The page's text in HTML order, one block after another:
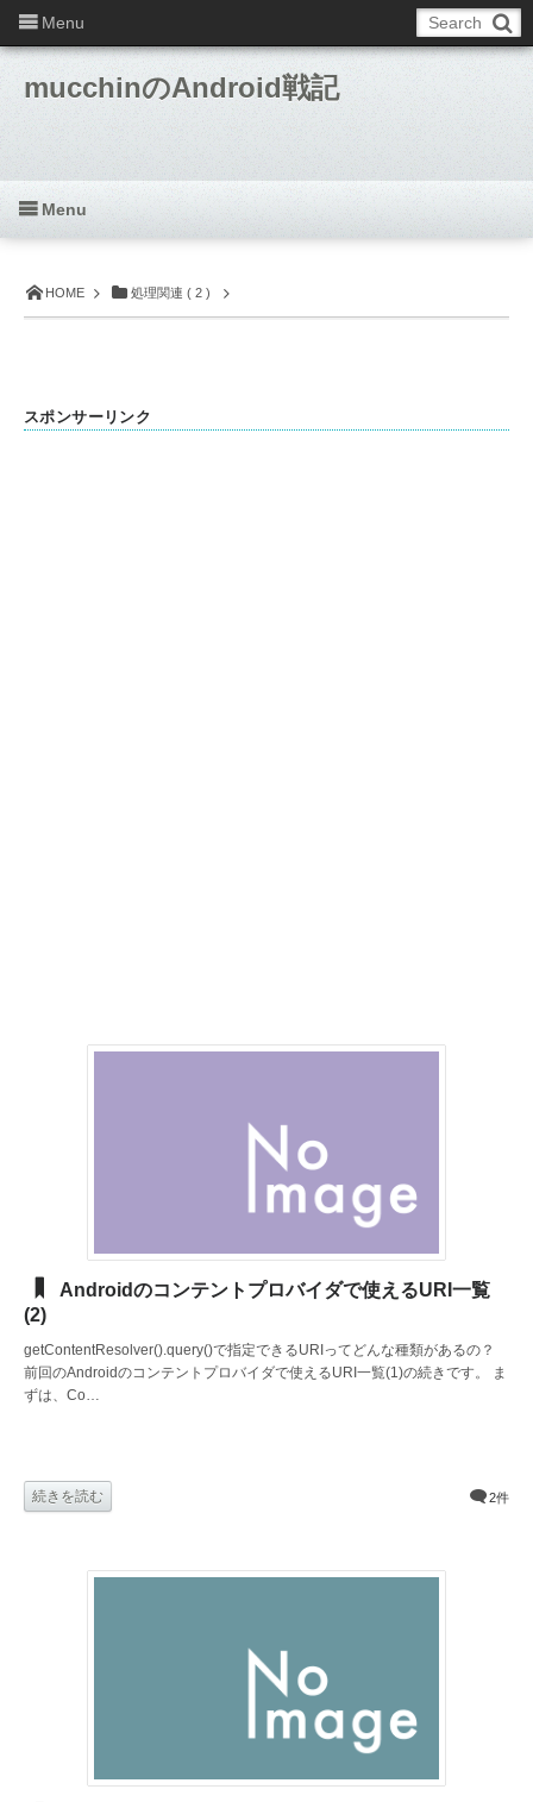
mucchinのAndroid戦記
HOME 処理関連 ( 2 )
スポンサーリンク
Androidのコンテントプロバイダで使えるURI一覧
(2)
getContentResolver().query()で指定できるURIってどんな種類があるの？
前回のAndroidのコンテントプロバイダで使えるURI一覧(1)の続きです。 ま
ずは、Co…
続きを読む 2件
Menu
Menu